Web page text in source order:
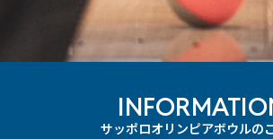
サッポロオリンピアボウルの